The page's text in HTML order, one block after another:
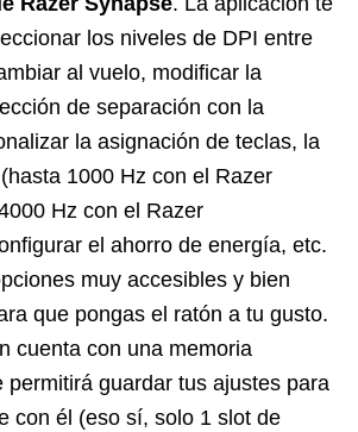
los niveles de DPI entre
al vuelo, modificar la
de separación con la
la asignación de teclas, la
1000 Hz con el Razer
Hz con el Razer
el ahorro de energía, etc.
muy accesibles y bien
que pongas el ratón a tu gusto.
cuenta con una memoria
permitirá guardar tus ajustes para
con él (eso sí, solo 1 slot de